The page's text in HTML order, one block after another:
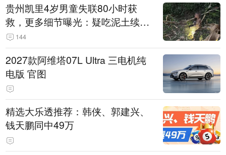
贵州凯里4岁男童失联80小时获
救，更多细节曝光：疑吃泥土续
命，搜救至20米附近错过多找3天
144
2027款阿维塔07L Ultra 三电机纯
电版 官图
精选大乐透推荐：韩侠、郭建兴、
钱天鹏同中49万